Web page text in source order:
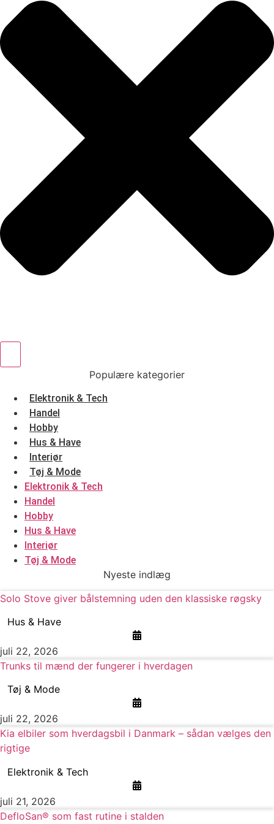
Populære kategorier
Elektronik & Tech
Handel
Hobby
Hus & Have
Interiør
Tøj & Mode
Elektronik & Tech
Handel
Hobby
Hus & Have
Interiør
Tøj & Mode
Nyeste indlæg
Solo Stove giver bålstemning uden den klassiske røgsky
Hus & Have
juli 22, 2026
Trunks til mænd der fungerer i hverdagen
Tøj & Mode
juli 22, 2026
Kia elbiler som hverdagsbil i Danmark – sådan vælges den
rigtige
Elektronik & Tech
juli 21, 2026
DefloSan® som fast rutine i stalden